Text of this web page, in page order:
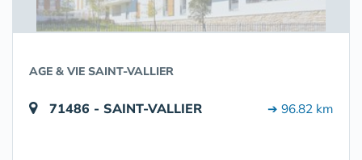
AGE & VIE SAINT-VALLIER
71486 - SAINT-VALLIER ➔ 96.82 km